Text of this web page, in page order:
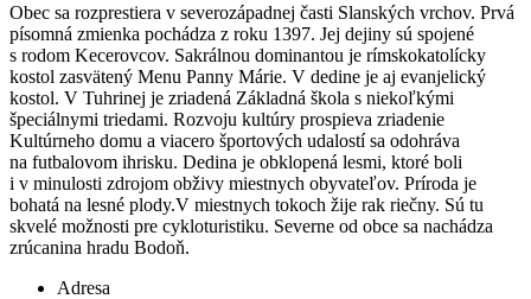
Obec sa rozprestiera v severozápadnej časti Slanských vrchov. Prvá
písomná zmienka pochádza z roku 1397. Jej dejiny sú spojené
s rodom Kecerovcov. Sakrálnou dominantou je rímskokatolícky
kostol zasvätený Menu Panny Márie. V dedine je aj evanjelický
kostol. V Tuhrinej je zriadená Základná škola s niekoľkými
špeciálnymi triedami. Rozvoju kultúry prospieva zriadenie
Kultúrneho domu a viacero športových udalostí sa odohráva
na futbalovom ihrisku. Dedina je obklopená lesmi, ktoré boli
i v minulosti zdrojom obživy miestnych obyvateľov. Príroda je
bohatá na lesné plody.V miestnych tokoch žije rak riečny. Sú tu
skvelé možnosti pre cykloturistiku. Severne od obce sa nachádza
zrúcanina hradu Bodoň.
Adresa